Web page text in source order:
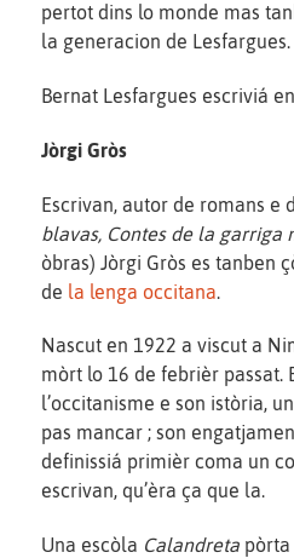
pertot dins lo monde mas
la generacion de Lesfargues.
Bernat Lesfargues escriviá
Jòrgi Gròs
Escrivan, autor de romans e
blavas, Contes de la garriga
òbras) Jòrgi Gròs es tanben
de la lenga occitana
Nascut en 1922 a viscut a
mòrt lo 16 de febrièr passat.
l’occitanisme e son istòria,
pas mancar ; son
definissiá primièr coma un
escrivan, qu’èra ça que la.
Una escòla Calandreta pòrta